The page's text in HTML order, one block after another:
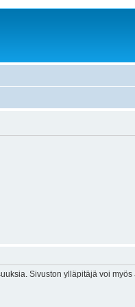
Sivuston ylläpitäjä voi